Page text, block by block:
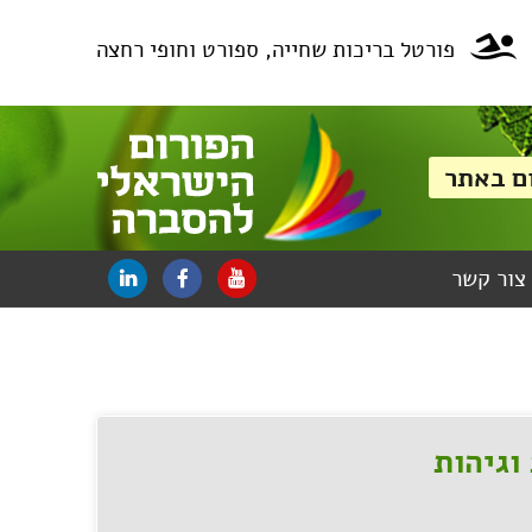
פורטל בריכות שחייה, ספורט וחופי רחצה
צור קשר